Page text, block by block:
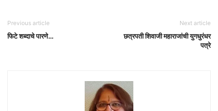
Previous article
फिटे शब्दाचे पारणे…
Next article
छत्रपती शिवाजी महाराजांची युगधुरंधर
पत्रे